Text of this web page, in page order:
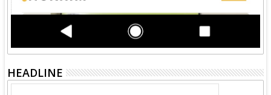
HEADLINE